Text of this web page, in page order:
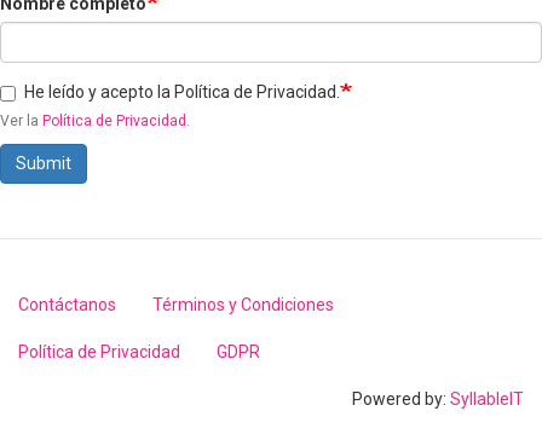
Nombre completo
He leído y acepto la Política de Privacidad.
Ver la Política de Privacidad .
Submit
Footer
menu
Contáctanos Términos y Condiciones
Política de Privacidad GDPR
Powered by: SyllableIT